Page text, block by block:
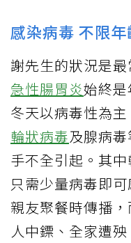
感染病毒 不限年
謝先生的狀況是
急性腸胃炎始終是
冬天以病毒性為
輪狀病毒及腺病
手不全引起。其
只需少量病毒即
親友聚餐時傳播
人中鏢、全家遭